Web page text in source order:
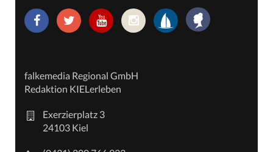
falkemedia Regional GmbH
Redaktion KIELerleben
Exerzierplatz 3
24103 Kiel